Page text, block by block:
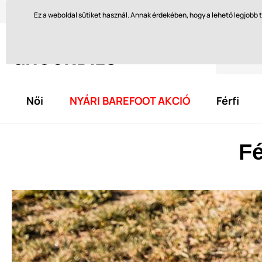
Szívesen segítünk ittorders@groundies.cz
Női NYÁRI BAREFOOT AKCIÓ Férfi
Ez a weboldal sütiket használ. Annak érdekében, hogy a lehető